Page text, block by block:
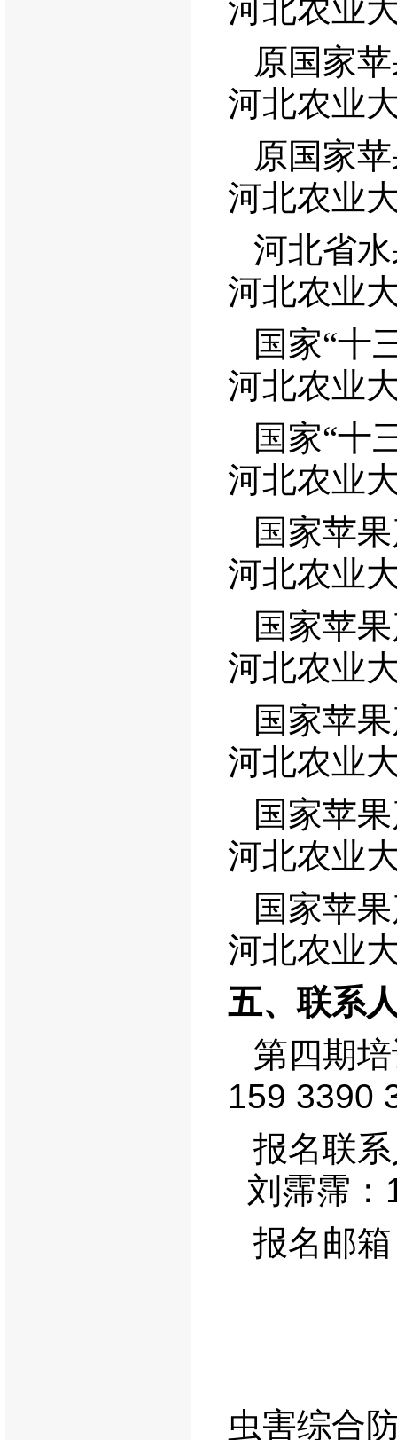
河北农业
原国家
河北农业
原国家
河北农业
河北省
河北农业
国家“十
河北农业
国家“十
河北农业
国家苹
河北农业
国家苹
河北农业
国家苹
河北农业
国家苹
河北农业
国家苹
河北农业
五、联系
第四期
159 3390
报名联
刘霈霈：
报名邮
虫害综合